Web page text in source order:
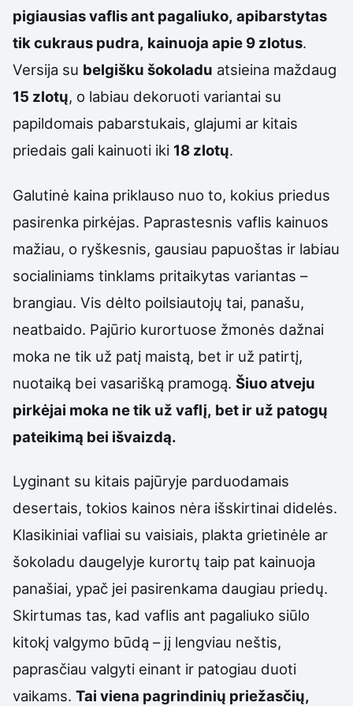
pigiausias vaflis ant pagaliuko, apibarstytas
tik cukraus pudra, kainuoja apie 9 zlotus.
Versija su belgišku šokoladu atsieina maždaug
15 zlotų, o labiau dekoruoti variantai su
papildomais pabarstukais, glajumi ar kitais
priedais gali kainuoti iki 18 zlotų.
Galutinė kaina priklauso nuo to, kokius priedus
pasirenka pirkėjas. Paprastesnis vaflis kainuos
mažiau, o ryškesnis, gausiau papuoštas ir labiau
socialiniams tinklams pritaikytas variantas –
brangiau. Vis dėlto poilsiautojų tai, panašu,
neatbaido. Pajūrio kurortuose žmonės dažnai
moka ne tik už patį maistą, bet ir už patirtį,
nuotaiką bei vasarišką pramogą. Šiuo atveju
pirkėjai moka ne tik už vaflį, bet ir už patogų
pateikimą bei išvaizdą.
Lyginant su kitais pajūryje parduodamais
desertais, tokios kainos nėra išskirtinai didelės.
Klasikiniai vafliai su vaisiais, plakta grietinėle ar
šokoladu daugelyje kurortų taip pat kainuoja
panašiai, ypač jei pasirenkama daugiau priedų.
Skirtumas tas, kad vaflis ant pagaliuko siūlo
kitokį valgymo būdą – jį lengviau neštis,
paprasčiau valgyti einant ir patogiau duoti
vaikams. Tai viena pagrindinių priežasčių,